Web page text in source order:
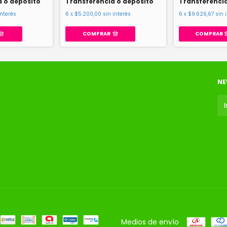
6 x $5.200,00 sin interés
COMPRAR
6 x $9.626,67 sin
Medios de envío